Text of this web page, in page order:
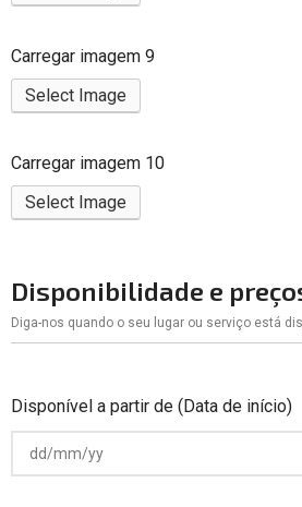
Carregar imagem 9
Select Image
Carregar imagem 10
Select Image
Disponibilidade e
Diga-nos quando o seu lugar ou serviço está
Disponível a partir de (Data de início)